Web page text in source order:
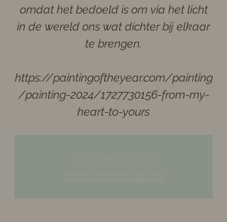
omdat het bedoeld is om via het licht
in de wereld ons wat dichter bij elkaar
te brengen.
https://paintingoftheyear.com/painting
/painting-2024/1727730156-from-my-
heart-to-yours